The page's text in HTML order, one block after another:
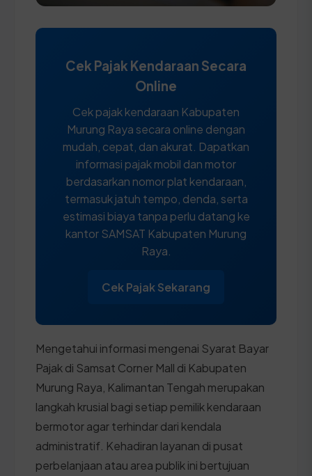
Cek Pajak Kendaraan Secara
Online
Cek pajak kendaraan Kabupaten
Murung Raya secara online dengan
mudah, cepat, dan akurat. Dapatkan
informasi pajak mobil dan motor
berdasarkan nomor plat kendaraan,
termasuk jatuh tempo, denda, serta
estimasi biaya tanpa perlu datang ke
kantor SAMSAT Kabupaten Murung
Raya.
Cek Pajak Sekarang
Mengetahui informasi mengenai Syarat Bayar
Pajak di Samsat Corner Mall di Kabupaten
Murung Raya, Kalimantan Tengah merupakan
langkah krusial bagi setiap pemilik kendaraan
bermotor agar terhindar dari kendala
administratif. Kehadiran layanan di pusat
perbelanjaan atau area publik ini bertujuan